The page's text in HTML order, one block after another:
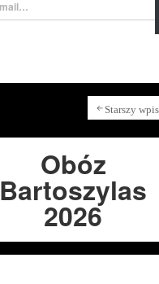
Starszy wpis
Obóz
Bartoszylas
2026